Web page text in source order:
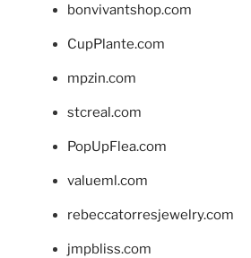
bonvivantshop.com
CupPlante.com
mpzin.com
stcreal.com
PopUpFlea.com
valueml.com
rebeccatorresjewelry.com
jmpbliss.com